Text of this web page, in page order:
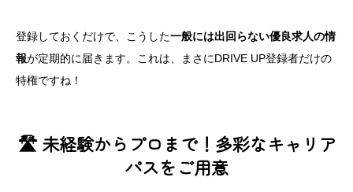
登録しておくだけで、こうした一般には出回らない優良求人の情
報が定期的に届きます。これは、まさにDRIVE UP登録者だけの
特権ですね！
🛣️ 未経験からプロまで！多彩なキャリア
パスをご用意